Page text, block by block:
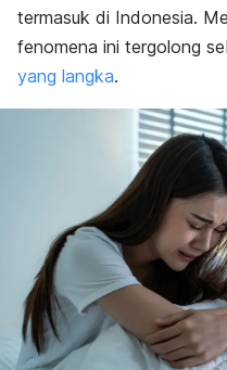
termasuk di Indonesia.
fenomena ini tergolong
yang langka.